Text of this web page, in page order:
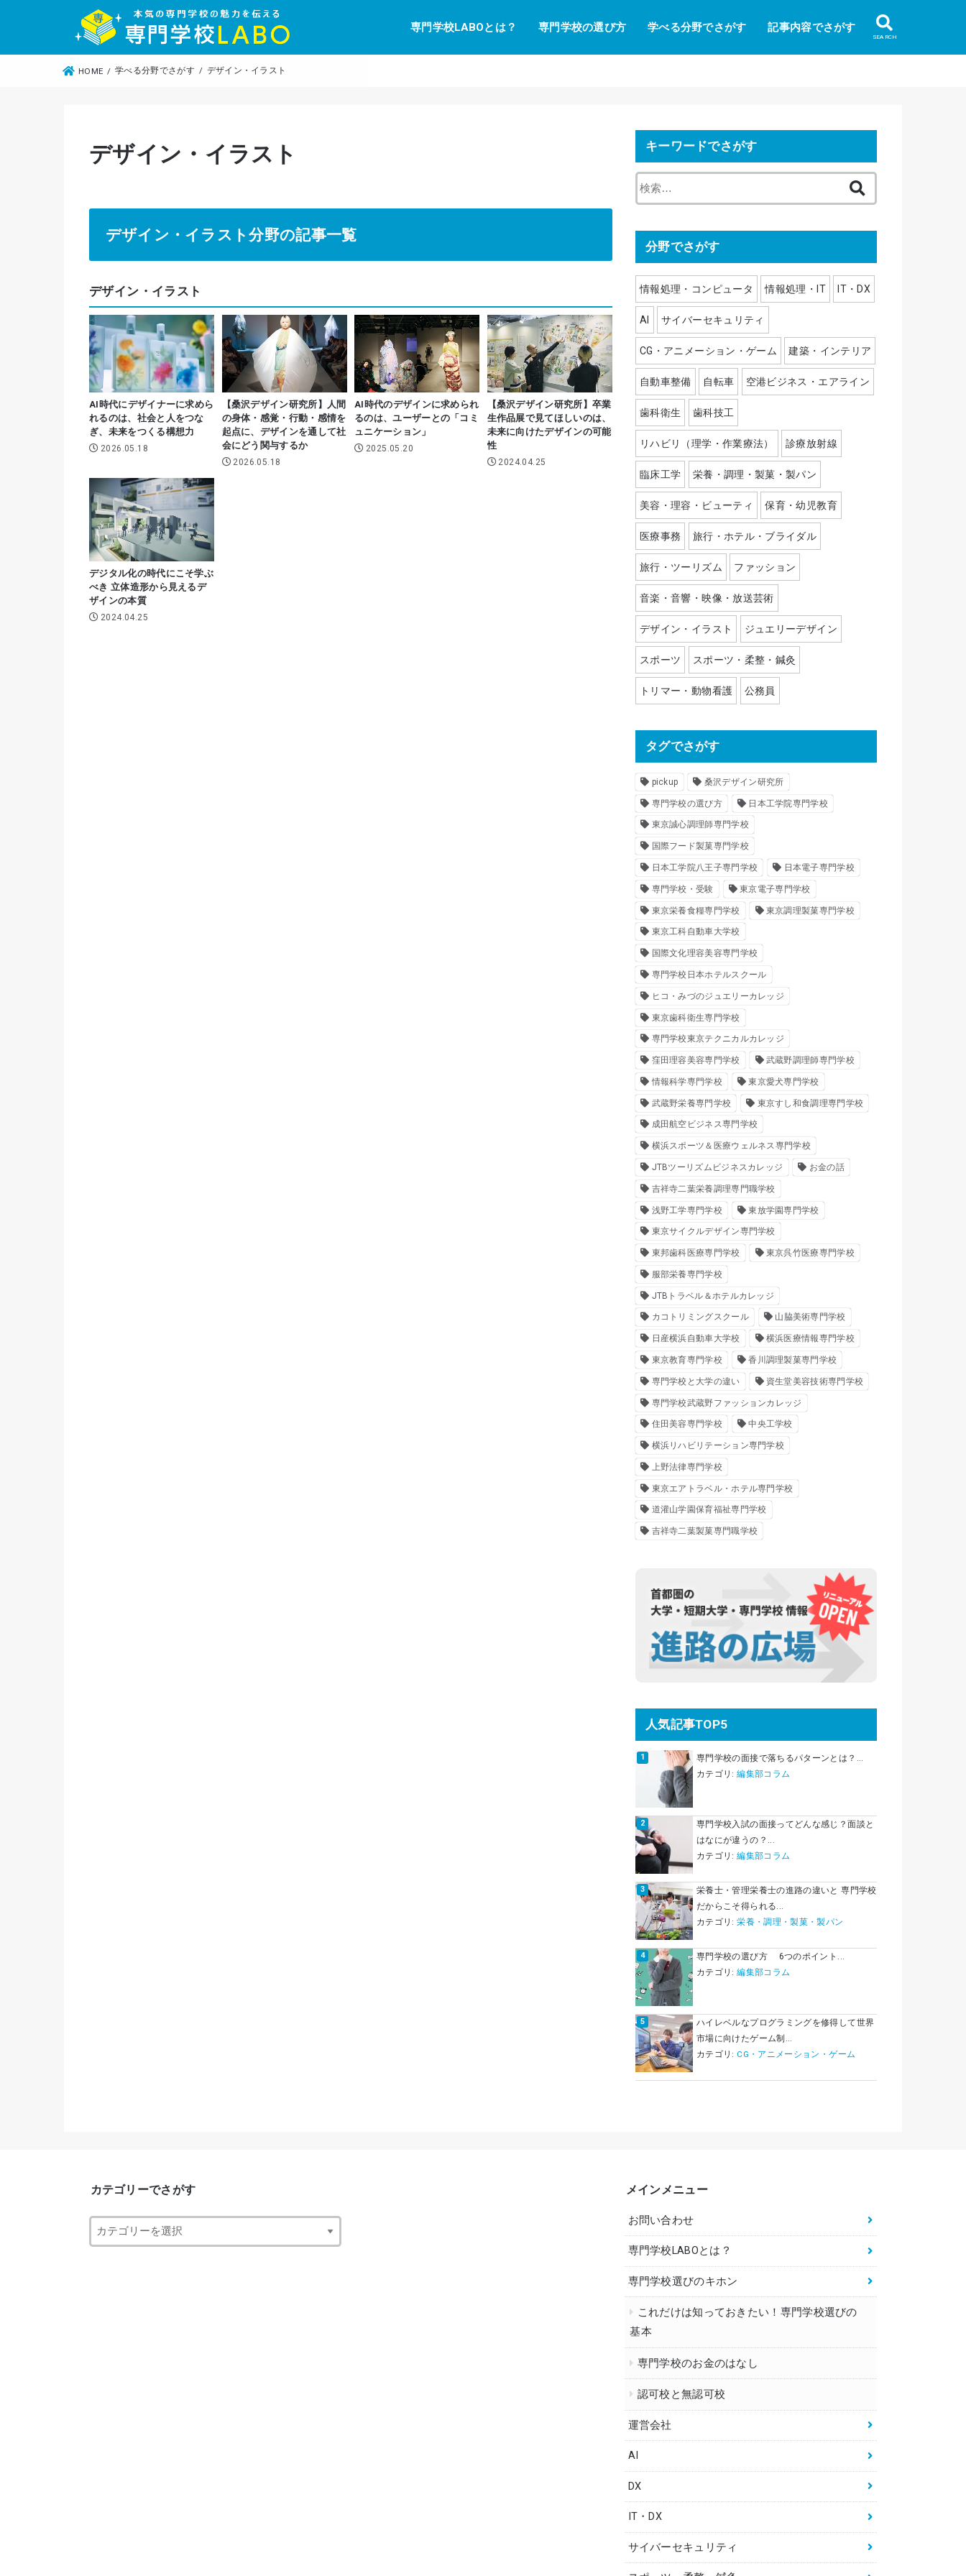
専門学校LABOとは？ 専門学校の選び方 学べる分野でさがす 記事内容でさがす
SEARCH
HOME 学べる分野でさがす デザイン・イラスト
デザイン・イラスト
デザイン・イラスト分野の記事一覧
デザイン・イラスト
AI時代にデザイナーに求めら
れるのは、社会と人をつな
ぎ、未来をつくる構想力
2026.05.18
【桑沢デザイン研究所】人間
の身体・感覚・行動・感情を
起点に、デザインを通して社
会にどう関与するか
2026.05.18
AI時代のデザインに求められ
るのは、ユーザーとの「コミ
ュニケーション」
2025.05.20
【桑沢デザイン研究所】卒業
生作品展で見てほしいのは、
未来に向けたデザインの可能
性
2024.04.25
デジタル化の時代にこそ学ぶ
べき 立体造形から見えるデ
ザインの本質
2024.04.25
キーワードでさがす
索
分野でさがす
情報処理・コンピュータ 情報処理・IT IT・DX
AI サイバーセキュリティ
CG・アニメーション・ゲーム 建築・インテリア
自動車整備 自転車 空港ビジネス・エアライン
歯科衛生 歯科技工
リハビリ（理学・作業療法） 診療放射線
臨床工学 栄養・調理・製菓・製パン
美容・理容・ビューティ 保育・幼児教育
医療事務 旅行・ホテル・ブライダル
旅行・ツーリズム ファッション
音楽・音響・映像・放送芸術
デザイン・イラスト ジュエリーデザイン
スポーツ スポーツ・柔整・鍼灸
トリマー・動物看護 公務員
タグでさがす
pickup 桑沢デザイン研究所
専門学校の選び方 日本工学院専門学校
東京誠心調理師専門学校
国際フード製菓専門学校
日本工学院八王子専門学校 日本電子専門学校
専門学校・受験 東京電子専門学校
東京栄養食糧専門学校 東京調理製菓専門学校
東京工科自動車大学校
国際文化理容美容専門学校
専門学校日本ホテルスクール
ヒコ・みづのジュエリーカレッジ
東京歯科衛生専門学校
専門学校東京テクニカルカレッジ
窪田理容美容専門学校 武蔵野調理師専門学校
情報科学専門学校 東京愛犬専門学校
武蔵野栄養専門学校 東京すし和食調理専門学校
成田航空ビジネス専門学校
横浜スポーツ＆医療ウェルネス専門学校
JTBツーリズムビジネスカレッジ お金の話
吉祥寺二葉栄養調理専門職学校
浅野工学専門学校 東放学園専門学校
東京サイクルデザイン専門学校
東邦歯科医療専門学校 東京呉竹医療専門学校
服部栄養専門学校
JTBトラベル＆ホテルカレッジ
カコトリミングスクール 山脇美術専門学校
日産横浜自動車大学校 横浜医療情報専門学校
東京教育専門学校 香川調理製菓専門学校
専門学校と大学の違い 資生堂美容技術専門学校
専門学校武蔵野ファッションカレッジ
住田美容専門学校 中央工学校
横浜リハビリテーション専門学校
上野法律専門学校
東京エアトラベル・ホテル専門学校
道灌山学園保育福祉専門学校
吉祥寺二葉製菓専門職学校
人気記事TOP5
専門学校の面接で落ちるパターンとは？...
カテゴリ:編集部コラム
専門学校入試の面接ってどんな感じ？面談と
はなにが違うの？...
カテゴリ:編集部コラム
栄養士・管理栄養士の進路の違いと 専門学校
だからこそ得られる...
カテゴリ:栄養・調理・製菓・製パン
専門学校の選び方 6つのポイント...
カテゴリ:編集部コラム
ハイレベルなプログラミングを修得して世界
市場に向けたゲーム制...
カテゴリ: CG・アニメーション・ゲーム
カテゴリーでさがす メインメニュー
お問い合わせ
専門学校LABOとは？
専門学校選びのキホン
これだけは知っておきたい！専門学校選びの
基本
専門学校のお金のはなし
認可校と無認可校
運営会社
AI
DX
IT・DX
サイバーセキュリティ